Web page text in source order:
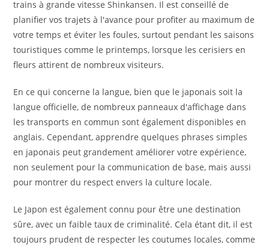
trains à grande vitesse Shinkansen. Il est conseillé de
planifier vos trajets à l'avance pour profiter au maximum de
votre temps et éviter les foules, surtout pendant les saisons
touristiques comme le printemps, lorsque les cerisiers en
fleurs attirent de nombreux visiteurs.
En ce qui concerne la langue, bien que le japonais soit la
langue officielle, de nombreux panneaux d'affichage dans
les transports en commun sont également disponibles en
anglais. Cependant, apprendre quelques phrases simples
en japonais peut grandement améliorer votre expérience,
non seulement pour la communication de base, mais aussi
pour montrer du respect envers la culture locale.
Le Japon est également connu pour être une destination
sûre, avec un faible taux de criminalité. Cela étant dit, il est
toujours prudent de respecter les coutumes locales, comme